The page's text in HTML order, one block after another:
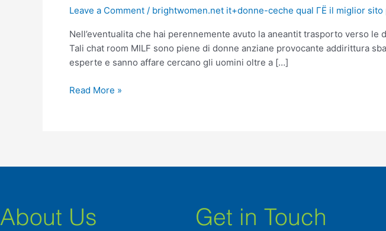
Leave a Comment / brightwomen.net it+donne-ceche qual ГЁ il miglior
Nell’eventualita che hai perennemente avuto la aneantit trasporto verso
Tali chat room MILF sono piene di donne anziane provocante addirittura
esperte e sanno affare cercano gli uomini oltre a […]
perennemente
la
aneantit
trasporto
le
Read More »
About Us Get in Touch